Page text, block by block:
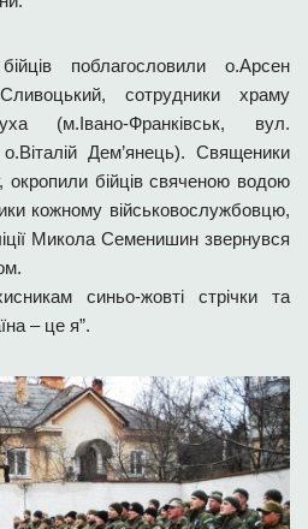
поблагословили о.Арсен
сотрудники храму
(м.Івано-Франківськ, вул.
Дем’янець). Священики
окропили бійців свяченою водою
кожному військовослужбовцю,
Микола Семенишин звернувся
синьо-жовті стрічки та
– це я”.